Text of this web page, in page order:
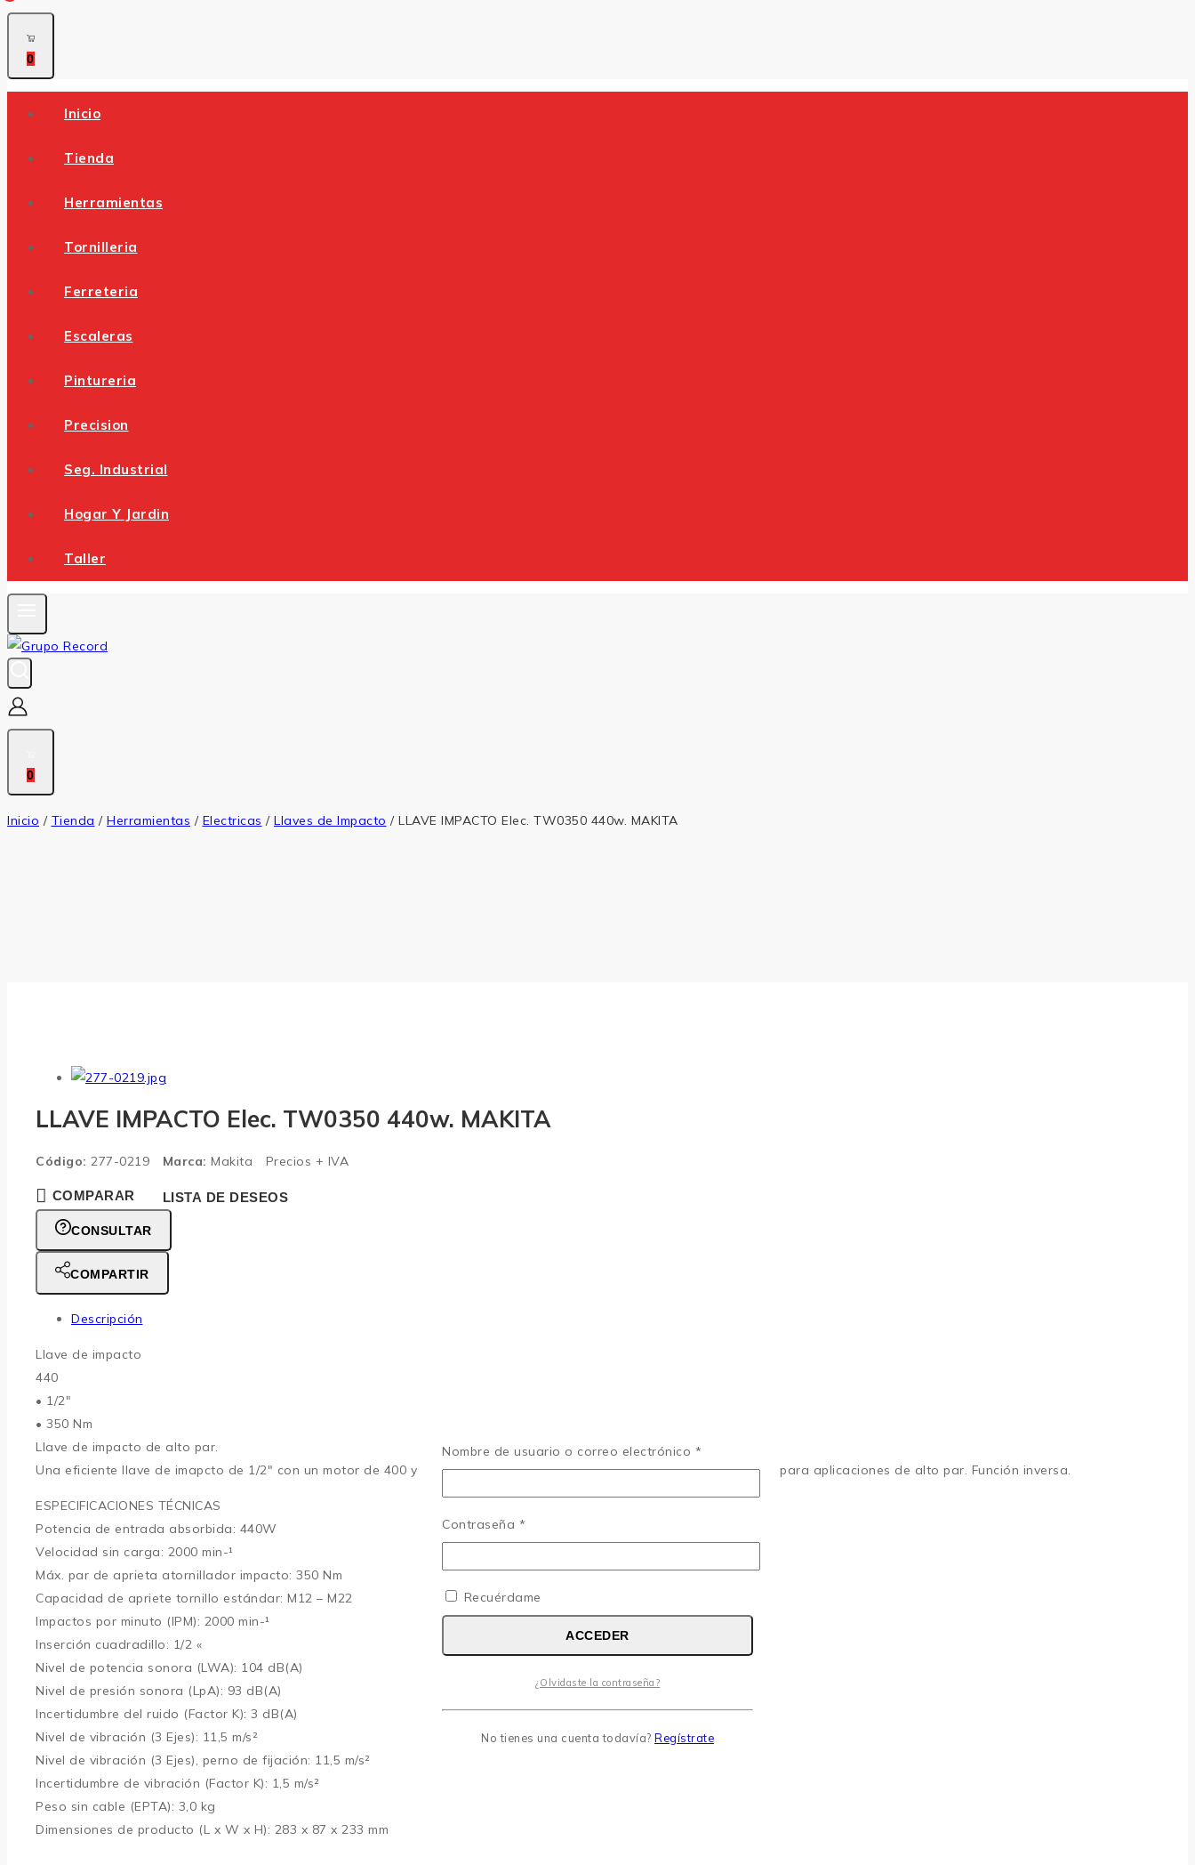
0
Inicio
Tienda
Herramientas
Tornilleria
Ferreteria
Escaleras
Pintureria
Precision
Seg. Industrial
Hogar Y Jardin
Taller
0
Inicio / Tienda / Herramientas / Electricas / Llaves de Impacto / LLAVE IMPACTO Elec. TW0350 440w. MAKITA
LLAVE IMPACTO Elec. TW0350 440w. MAKITA
Código: 277-0219 Marca: Makita Precios + IVA
COMPARAR LISTA DE DESEOS
CONSULTAR
COMPARTIR
Descripción
Llave de impacto
440
• 1/2″
• 350 Nm
Llave de impacto de alto par.
Una eficiente llave de imapcto de 1/2″ con un motor de 400 y un par máximo de 350 Nm. Una herramienta fácil de usar para aplicaciones de alto par. Función inversa.
ESPECIFICACIONES TÉCNICAS
Potencia de entrada absorbida: 440W
Velocidad sin carga: 2000 min-¹
Máx. par de aprieta atornillador impacto: 350 Nm
Capacidad de apriete tornillo estándar: M12 – M22
Impactos por minuto (IPM): 2000 min-¹
Inserción cuadradillo: 1/2 «
Nivel de potencia sonora (LWA): 104 dB(A)
Nivel de presión sonora (LpA): 93 dB(A)
Incertidumbre del ruido (Factor K): 3 dB(A)
Nivel de vibración (3 Ejes): 11,5 m/s²
Nivel de vibración (3 Ejes), perno de fijación: 11,5 m/s²
Incertidumbre de vibración (Factor K): 1,5 m/s²
Peso sin cable (EPTA): 3,0 kg
Dimensiones de producto (L x W x H): 283 x 87 x 233 mm
Nombre de usuario o correo electrónico *
Contraseña *
Recuérdame
ACCEDER
¿Olvidaste la contraseña?
No tienes una cuenta todavía? Regístrate